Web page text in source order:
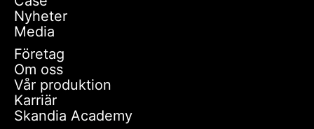
Nyheter
Media
Företag
Om oss
Vår produktion
Karriär
Skandia Academy